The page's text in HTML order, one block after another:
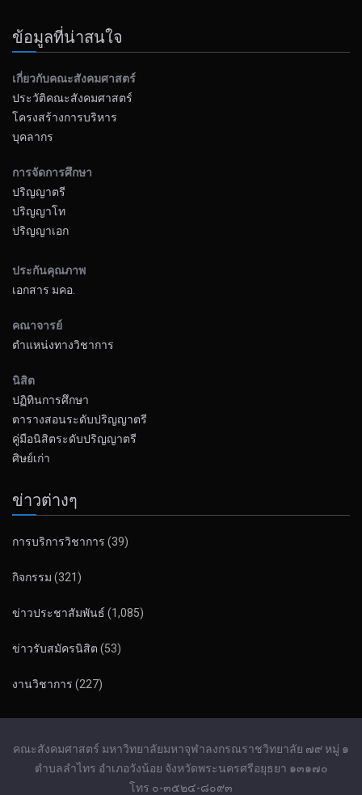
ข้อมูลที่น่าสนใจ
เกี่ยวกับคณะสังคมศาสตร์
ประวัติคณะสังคมศาสตร์
โครงสร้างการบริหาร
บุคลากร
การจัดการศึกษา
ปริญญาตรี
ปริญญาโท
ปริญญาเอก
ประกันคุณภาพ
เอกสาร มคอ.
คณาจารย์
ตำแหน่งทางวิชาการ
นิสิต
ปฏิทินการศึกษา
ตารางสอนระดับปริญญาตรี
คู่มือนิสิตระดับปริญญาตรี
ศิษย์เก่า
ข่าวต่างๆ
การบริการวิชาการ (39)
กิจกรรม (321)
ข่าวประชาสัมพันธ์ (1,085)
ข่าวรับสมัครนิสิต (53)
งานวิชาการ (227)
คณะสังคมศาสตร์ มหาวิทยาลัยมหาจุฬาลงกรณราชวิทยาลัย ๗๙ หมู่ ๑
ตำบลลำไทร อำเภอวังน้อย จังหวัดพระนครศรีอยุธยา ๑๓๑๗๐
โทร ๐-๓๕๒๔-๘๐๙๓